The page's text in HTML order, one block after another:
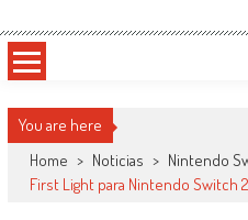
You are here
Home > Noticias > Nintendo
First Light para Nintendo Switch